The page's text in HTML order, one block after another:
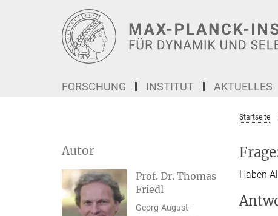
FORSCHUNG INSTITUT AKTUELLES
Startseite
Haben
Autor
Prof. Dr. Thomas
Friedl
Georg-August-